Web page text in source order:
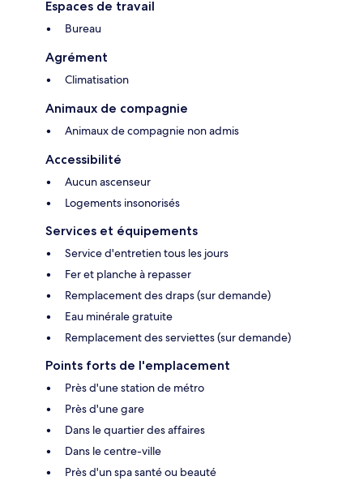
Espaces de travail
Bureau
Agrément
Climatisation
Animaux de compagnie
Animaux de compagnie non admis
Accessibilité
Aucun ascenseur
Logements insonorisés
Services et équipements
Service d'entretien tous les jours
Fer et planche à repasser
Remplacement des draps (sur demande)
Eau minérale gratuite
Remplacement des serviettes (sur demande)
Points forts de l'emplacement
Près d'une station de métro
Près d'une gare
Dans le quartier des affaires
Dans le centre-ville
Près d'un spa santé ou beauté